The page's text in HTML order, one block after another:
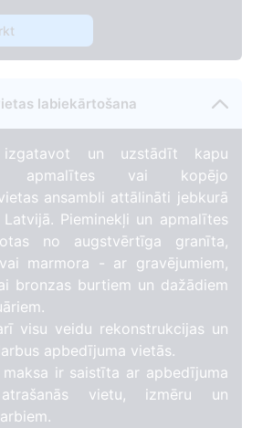
labiekārtošana
izgatavot un uzstādīt kapu
apmalītes vai kopējo
ansambli attālināti jebkurā
Pieminekļi un apmalītes
no augstvērtīga granīta,
marmora - ar gravējumiem,
bronzas burtiem un dažādiem
visu veidu rekonstrukcijas un
apbedījuma vietās.
maksa ir saistīta ar apbedījuma
vietu, izmēru un